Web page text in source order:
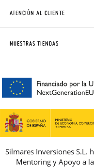
CÓMO COMPRAR
AVISO LEGAL, PRIVACIDAD Y
REBAJAS
ATENCIÓN AL CLIENTE
PREGUNTAS FRECUENTES
NUESTRAS TIENDAS
Silmares Inversiones S.L.
Mentoring y Apoyo a